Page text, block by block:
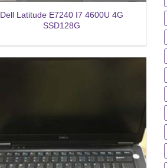
Dell Latitude E7240 I7 4600U 4G
SSD128G